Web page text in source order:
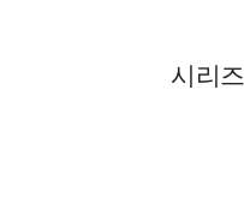
시리즈